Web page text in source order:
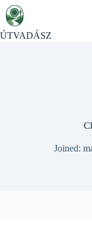
Skip
to
content
ÚTVADÁSZ
Joined: